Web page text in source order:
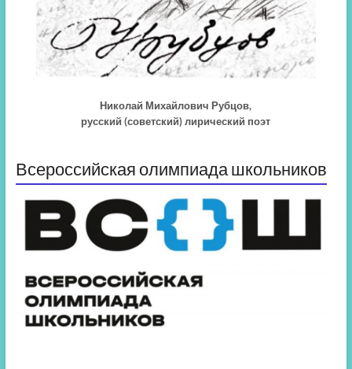
Николай Михайлович Рубцов,
русский (советский) лирический поэт
Всероссийская олимпиада школьников